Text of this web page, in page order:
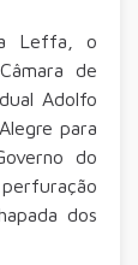
Leffa, o
de
Adolfo
para
do
dos